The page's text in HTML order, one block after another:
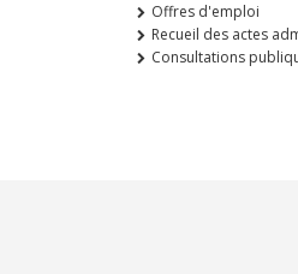
Offres d'emploi
Recueil des actes
Consultations